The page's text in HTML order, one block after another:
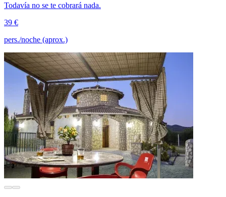
Todavía no se te cobrará nada.
39 €
pers./noche (aprox.)